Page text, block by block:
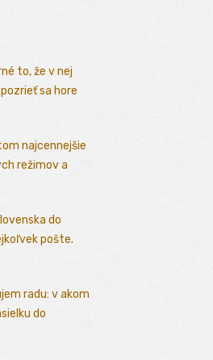
to, že v nej
sa hore
najcennejšie
režimov a
do
pošte.
radu: v akom
do